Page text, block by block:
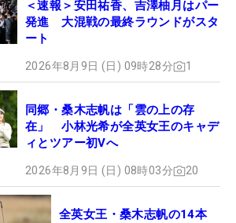
＜速報＞安田祐香、吉澤柚月はパー
発進 大混戦の最終ラウンドがスタ
ート
2026年8月9日 (日) 09時28分 1
同郷・桑木志帆は「雲の上の存
在」 小林光希が全英女王のキャデ
ィとツアー初Vへ
2026年8月9日 (日) 08時03分 20
全英女王・桑木志帆の14本